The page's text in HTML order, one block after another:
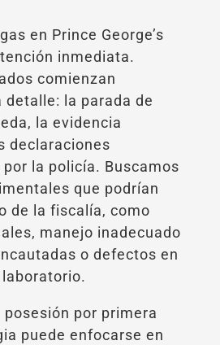
en Prince George’s
inmediata.
comienzan
detalle: la parada de
la evidencia
declaraciones
la policía. Buscamos
que podrían
de la fiscalía, como
manejo inadecuado
o defectos en
laboratorio.
posesión por primera
puede enfocarse en